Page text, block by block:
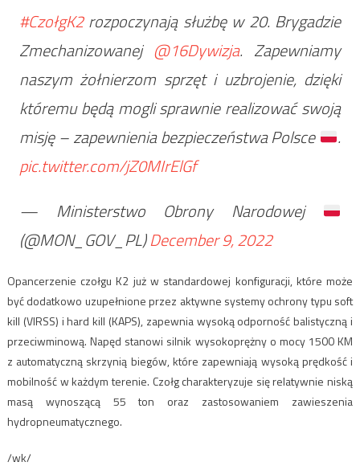
#CzołgK2rozpoczynają służbę w 20. Brygadzie
Zmechanizowanej @16Dywizja. Zapewniamy
naszym żołnierzom sprzęt i uzbrojenie, dzięki
któremu będą mogli sprawnie realizować swoją
misję – zapewnienia bezpieczeństwa Polsce
.
pic.twitter.com/jZ0MIrElGf
— Ministerstwo Obrony Narodowej
(@MON_GOV_PL)December 9, 2022
Opancerzenie czołgu K2 już w standardowej konfiguracji, które może
być dodatkowo uzupełnione przez aktywne systemy ochrony typu soft
kill (VIRSS) i hard kill (KAPS), zapewnia wysoką odporność balistyczną i
przeciwminową. Napęd stanowi silnik wysokoprężny o mocy 1500 KM
z automatyczną skrzynią biegów, które zapewniają wysoką prędkość i
mobilność w każdym terenie. Czołg charakteryzuje się relatywnie niską
masą wynoszącą 55 ton oraz zastosowaniem zawieszenia
hydropneumatycznego.
/wk/